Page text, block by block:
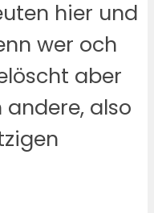
hier und
wer och
aber
also